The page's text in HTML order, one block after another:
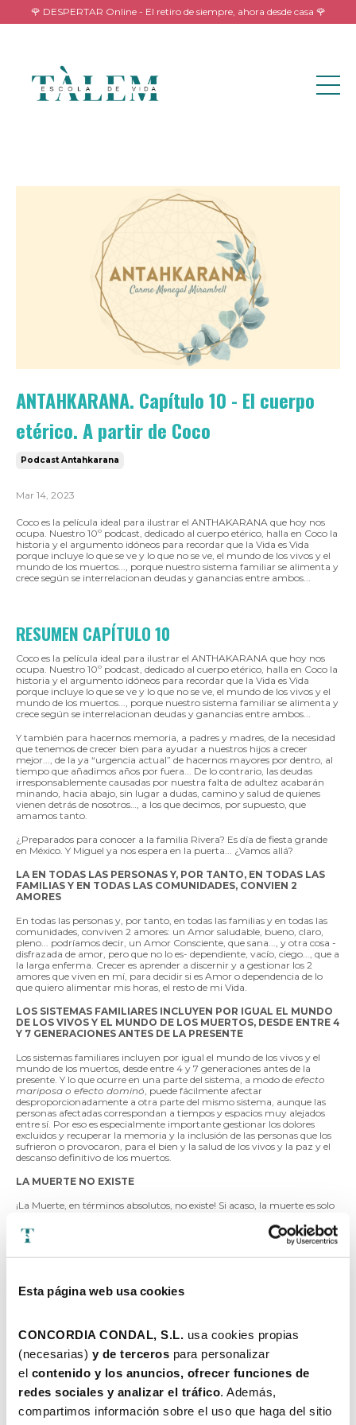
Esta página web usa cookies
CONCORDIA CONDAL, S.L. usa cookies propias
(necesarias) y de terceros para personalizar
el contenido y los anuncios, ofrecer funciones de
redes sociales y analizar el tráfico. Además,
compartimos información sobre el uso que haga del sitio
🌹 DESPERTAR Online - El retiro de siempre, ahora desde casa 🌹
ANTAHKARANA. Capítulo 10 - El cuerpo
etérico. A partir de Coco
Podcast Antahkarana
Mar 14, 2023
Coco es la película ideal para ilustrar el ANTHAKARANA que hoy nos
ocupa. Nuestro 10º podcast, dedicado al cuerpo etérico, halla en Coco la
historia y el argumento idóneos para recordar que la Vida es Vida
porque incluye lo que se ve y lo que no se ve, el mundo de los vivos y el
mundo de los muertos..., porque nuestro sistema familiar se alimenta y
crece según se interrelacionan deudas y ganancias entre ambos...
RESUMEN CAPÍTULO 10
Coco es la película ideal para ilustrar el ANTHAKARANA que hoy nos
ocupa. Nuestro 10º podcast, dedicado al cuerpo etérico, halla en Coco la
historia y el argumento idóneos para recordar que la Vida es Vida
porque incluye lo que se ve y lo que no se ve, el mundo de los vivos y el
mundo de los muertos..., porque nuestro sistema familiar se alimenta y
crece según se interrelacionan deudas y ganancias entre ambos...
Y también para hacernos memoria, a padres y madres, de la necesidad
que tenemos de crecer bien para ayudar a nuestros hijos a crecer
mejor..., de la ya “urgencia actual” de hacernos mayores por dentro, al
tiempo que añadimos años por fuera... De lo contrario, las deudas
irresponsablemente causadas por nuestra falta de adultez acabarán
minando, hacia abajo, sin lugar a dudas, camino y salud de quienes
vienen detrás de nosotros…, a los que decimos, por supuesto, que
amamos tanto.
¿Preparados para conocer a la familia Rivera? Es día de fiesta grande
en México. Y Miguel ya nos espera en la puerta... ¿Vamos allá?
LA EN TODAS LAS PERSONAS Y, POR TANTO, EN TODAS LAS
FAMILIAS Y EN TODAS LAS COMUNIDADES, CONVIEN 2
AMORES
En todas las personas y, por tanto, en todas las familias y en todas las
comunidades, conviven 2 amores: un Amor saludable, bueno, claro,
pleno... podríamos decir, un Amor Consciente, que sana..., y otra cosa -
disfrazada de amor, pero que no lo es- dependiente, vacío, ciego..., que a
la larga enferma. Crecer es aprender a discernir y a gestionar los 2
amores que viven en mí, para decidir si es Amor o dependencia de lo
que quiero alimentar mis horas, el resto de mi Vida.
LOS SISTEMAS FAMILIARES INCLUYEN POR IGUAL EL MUNDO
DE LOS VIVOS Y EL MUNDO DE LOS MUERTOS, DESDE ENTRE 4
Y 7 GENERACIONES ANTES DE LA PRESENTE
Los sistemas familiares incluyen por igual el mundo de los vivos y el
mundo de los muertos, desde entre 4 y 7 generaciones antes de la
presente. Y lo que ocurre en una parte del sistema, a modo de efecto
mariposa o efecto dominó , puede fácilmente afectar
desproporcionadamente a otra parte del mismo sistema, aunque las
personas afectadas correspondan a tiempos y espacios muy alejados
entre sí. Por eso es especialmente importante gestionar los dolores
excluidos y recuperar la memoria y la inclusión de las personas que los
sufrieron o provocaron, para el bien y la salud de los vivos y la paz y el
descanso definitivo de los muertos.
LA MUERTE NO EXISTE
¡La Muerte, en términos absolutos, no existe! Si acaso, la muerte es solo
humana sigue viviendo como si nada, tomando como más bajo, el
cuerpo etérico, que le sigue en la banda de frecuencia inmediatamente
simple vista que, después de la muerte, toma la forma de tu antiguo
cuerpo físico, sobrepasándolo en poquitos centímetros. Es un cuerpo
CUANDO RECUERDES Y RECONOCAS QUIÉNES ERES Y DE
DONDE VENES... LA MUERTE SE TE IRÁ HACIENDO CADA VEZ
MÁS PRÓXIMA, PARA ACOMPAÑARTE, CON TU
CONSENTIMIENTO..., EN EL SITIO HACIA DONDE VAS, DESDE
QUE NACES
Cuando recuerdes y reconozcas Quien Eres y de Donde Vienes... la
muerte se acercará a ti para acompañarte, con tu consentimiento...,